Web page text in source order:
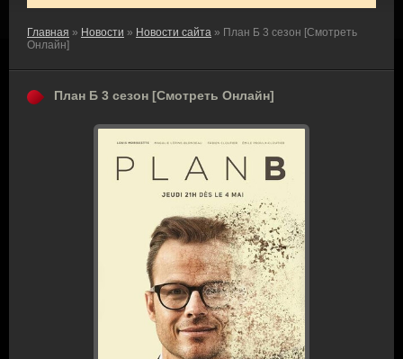
Главная » Новости » Новости сайта » План Б 3 сезон [Смотреть
Онлайн]
План Б 3 сезон [Смотреть Онлайн]